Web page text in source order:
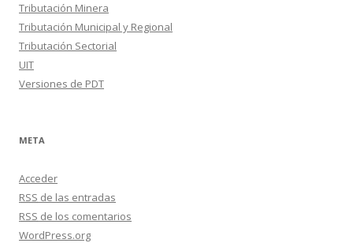
Tributación Minera
Tributación Municipal y Regional
Tributación Sectorial
UIT
Versiones de PDT
META
Acceder
RSS de las entradas
RSS de los comentarios
WordPress.org